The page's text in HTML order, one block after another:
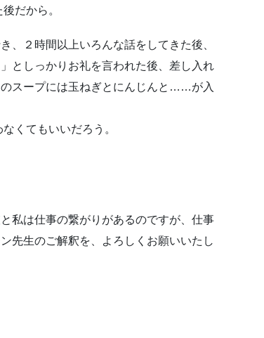
だから。
、２時間以上いろんな話をしてきた後、
としっかりお礼を言われた後、差し入れ
スープには玉ねぎとにんじんと……が入
くてもいいだろう。
私は仕事の繋がりがあるのですが、仕事
先生のご解釈を、よろしくお願いいたし